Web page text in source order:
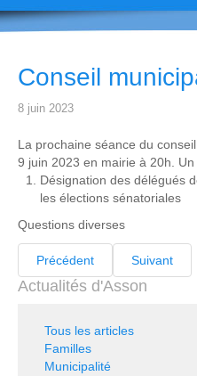
Conseil
8 juin 2023
La prochaine séance du
9 juin 2023 en mairie à 20h.
Désignation des délégués
les élections sénatoriales
Questions diverses
Précédent Suivant
Actualités d'Asson
Tous les articles
Familles
Municipalité